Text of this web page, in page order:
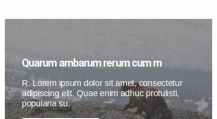
Quarum ambarum rerum cum m
R. Lorem ipsum dolor sit amet, consectetur
adipiscing elit. Quae enim adhuc protulisti,
popularia su.